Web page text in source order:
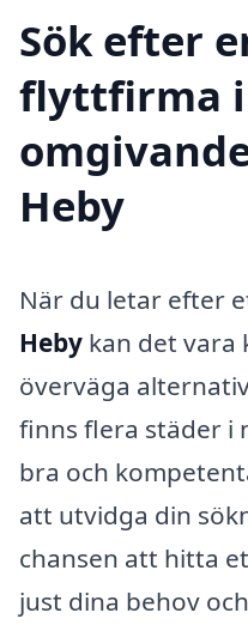
Sök efter
flyttfirma i
Heby
När du letar efter
Heby kan det vara
överväga
finns flera städer i
bra och
att utvidga din
chansen att hitta
just dina behov